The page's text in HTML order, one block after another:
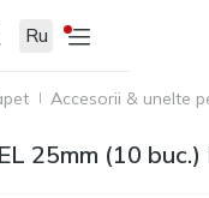
Ru
Accesorii & unelte
25mm (10